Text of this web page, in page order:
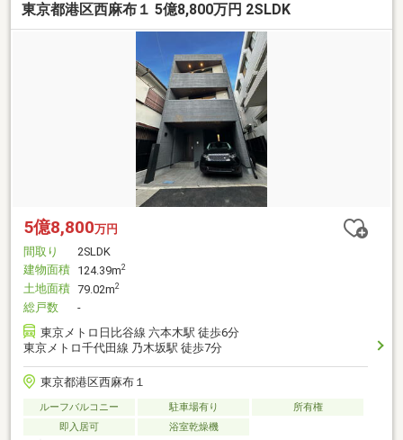
東京都港区西麻布１ 5億8,800万円 2SLDK
5億8,800万円
間取り
2SLDK
建物面積 124.39m2
土地面積 79.02m2
総戸数
-
東京メトロ日比谷線 六本木駅 徒歩6分
東京メトロ千代田線 乃木坂駅 徒歩7分
東京都港区西麻布１
ルーフバルコニー 駐車場有り
所有権
即入居可
浴室乾燥機